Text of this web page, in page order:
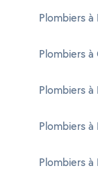
Plombiers
Plombiers
Plombiers
Plombiers à
Plombiers à